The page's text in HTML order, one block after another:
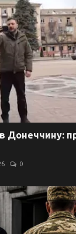
Донеччину:
0